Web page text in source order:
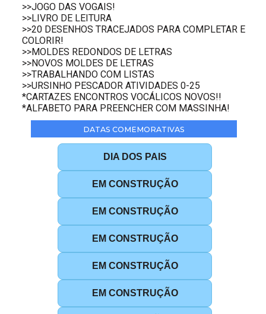
>>JOGO DAS VOGAIS!
>>LIVRO DE LEITURA
>>20 DESENHOS TRACEJADOS PARA COMPLETAR E
COLORIR!
>>MOLDES REDONDOS DE LETRAS
>>NOVOS MOLDES DE LETRAS
>>TRABALHANDO COM LISTAS
>>URSINHO PESCADOR ATIVIDADES 0-25
*CARTAZES ENCONTROS VOCÁLICOS NOVOS!!
*ALFABETO PARA PREENCHER COM MASSINHA!
DATAS COMEMORATIVAS
DIA DOS PAIS
EM CONSTRUÇÃO
EM CONSTRUÇÃO
EM CONSTRUÇÃO
EM CONSTRUÇÃO
EM CONSTRUÇÃO